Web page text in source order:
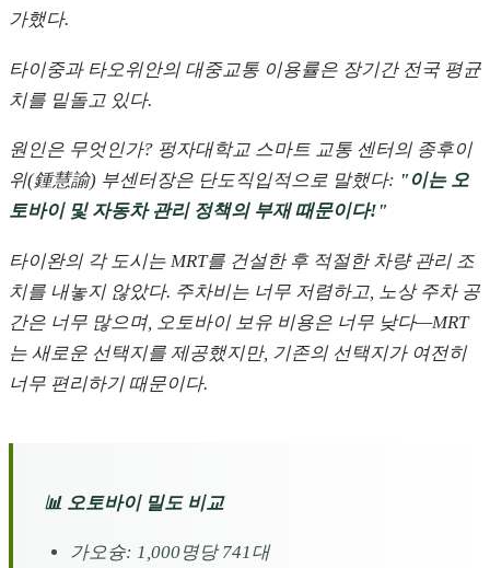
가했다.
타이중과 타오위안의 대중교통 이용률은 장기간 전국 평균
치를 밑돌고 있다.
원인은 무엇인가? 펑자대학교 스마트 교통 센터의 종후이
위(鍾慧諭) 부센터장은 단도직입적으로 말했다: "이는 오
토바이 및 자동차 관리 정책의 부재 때문이다!"
타이완의 각 도시는 MRT를 건설한 후 적절한 차량 관리 조
치를 내놓지 않았다. 주차비는 너무 저렴하고, 노상 주차 공
간은 너무 많으며, 오토바이 보유 비용은 너무 낮다—MRT
는 새로운 선택지를 제공했지만, 기존의 선택지가 여전히
너무 편리하기 때문이다.
📊 오토바이 밀도 비교
가오슝: 1,000명당 741대